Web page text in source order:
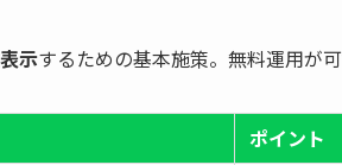
示するための基本施策。無料運用が
ポイント